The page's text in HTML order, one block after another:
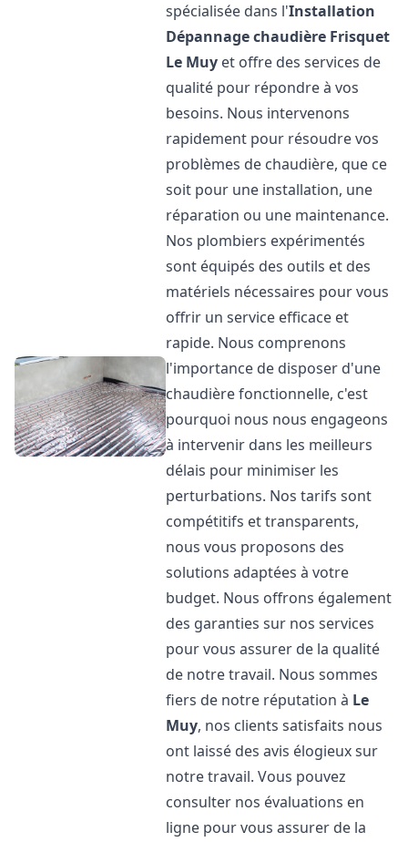
spécialisée dans l'Installation
Dépannage chaudière Frisquet
Le Muy et offre des services de
qualité pour répondre à vos
besoins. Nous intervenons
rapidement pour résoudre vos
problèmes de chaudière, que ce
soit pour une installation, une
réparation ou une maintenance.
Nos plombiers expérimentés
sont équipés des outils et des
matériels nécessaires pour vous
offrir un service efficace et
rapide. Nous comprenons
l'importance de disposer d'une
chaudière fonctionnelle, c'est
pourquoi nous nous engageons
à intervenir dans les meilleurs
délais pour minimiser les
perturbations. Nos tarifs sont
compétitifs et transparents,
nous vous proposons des
solutions adaptées à votre
budget. Nous offrons également
des garanties sur nos services
pour vous assurer de la qualité
de notre travail. Nous sommes
fiers de notre réputation à Le
Muy, nos clients satisfaits nous
ont laissé des avis élogieux sur
notre travail. Vous pouvez
consulter nos évaluations en
ligne pour vous assurer de la